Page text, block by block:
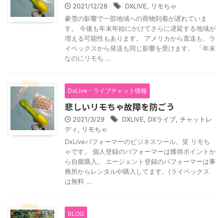
2021/12/28 DXLIVE, リモちゃ
豪雪の影響で一部地域への荷物到着が遅れていま
す。 今後も年末年始にかけてさらに遅延する地域が
増える可能性もあります。 アメリカから直送も、ラ
イベックスから発送も同じ影響を受けます。 「年末
なのにリモち ...
DxLive・ライブチャット情報
悲しいリモちゃ故障を防ごう
2021/3/29 DXLIVE, DXライブ, チャットレ
ディ, リモちゃ
DxLiveパフォーマーのビジネスツール。笑 リモち
ゃです。 個人登録のパフォーマーは獲得ポイントか
ら自腹購入。 エージェント登録のパフォーマーは事
務所からレンタルや購入してます。(ライベックス
は無料 ...
BLOG